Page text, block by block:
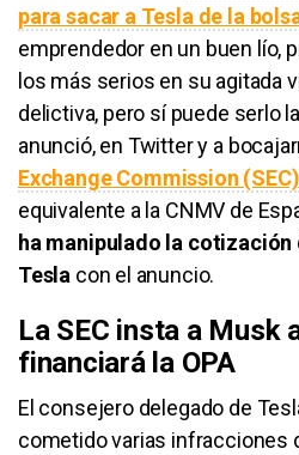
para sacar a Tesla de la
emprendedor en un buen lío,
los más serios en su agitada
delictiva, pero sí puede serlo
anunció, en Twitter y a
Exchange Commission (SEC)
equivalente a la CNMV de
ha manipulado la cotización
Tesla con el anuncio.
La SEC insta a Musk
financiará la OPA
El consejero delegado de
cometido varias infracciones